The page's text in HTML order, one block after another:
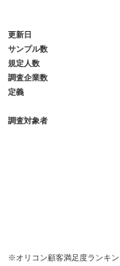
更新日
サンプル数
規定人数
調査企業数
定義
調査対象者
※オリコン顧客満足度ランキ